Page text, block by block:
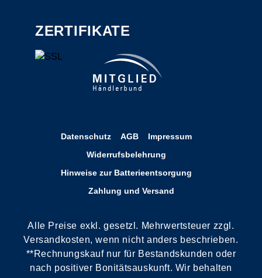
ZERTIFIKATE
Datenschutz AGB
Impressum
Widerrufsbelehrung
Hinweise zur Batterieentsorgung
Zahlung und Versand
Alle Preise exkl. gesetzl. Mehrwertsteuer zzgl.
Versandkosten, wenn nicht anders beschrieben.
**Rechnungskauf nur für Bestandskunden oder
nach positiver Bonitätsauskunft. Wir behalten